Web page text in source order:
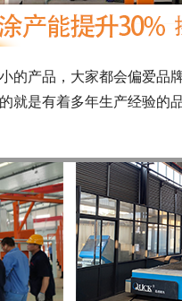
的产品，大家都会偏爱品
就是有着多年生产经验的